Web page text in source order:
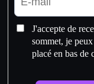
J'accepte de
sommet, je
placé en bas de